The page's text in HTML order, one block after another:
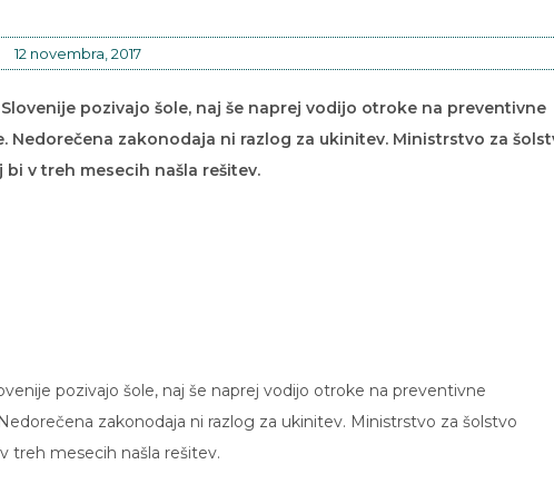
12 novembra, 2017
pozivajo šole, naj še naprej vodijo otroke na preventivne
Nedorečena zakonodaja ni razlog za ukinitev. Ministrstvo za
v treh mesecih našla rešitev.
pozivajo šole, naj še naprej vodijo otroke na preventivne
zakonodaja ni razlog za ukinitev. Ministrstvo za šolstvo
treh mesecih našla rešitev.